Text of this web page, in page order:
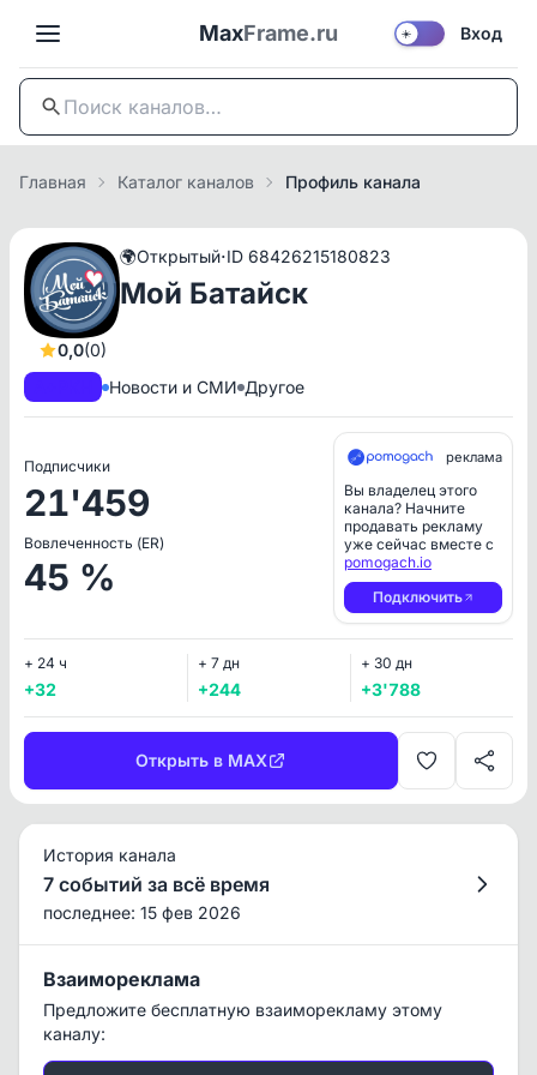
MaxFrame.ru ☀️ Вход
Главная Каталог каналов Профиль канала
0,0(0)
🌍Открытый·ID 68426215180823
Мой Батайск
Новости и СМИ Другое
Подписчики
21'459
Вовлеченность (ER)
45 %
реклама
Вы владелец этого
канала? Начните
продавать рекламу
уже сейчас вместе с
pomogach.io
Подключить
+ 24 ч
+32
+ 7 дн
+244
+ 30 дн
+3'788
Открыть в MAX
История канала
7 событий за всё время
последнее: 15 фев 2026
Взаимореклама
Предложите бесплатную взаиморекламу этому
каналу: